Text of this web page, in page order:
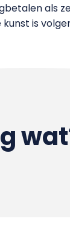
als
is